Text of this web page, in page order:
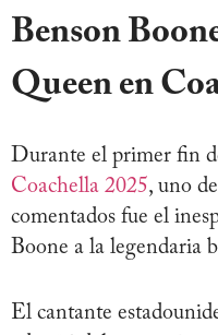
Benson
Queen en
Durante el primer fin
Coachella 2025, uno
comentados fue el
Boone a la legendaria
El cantante